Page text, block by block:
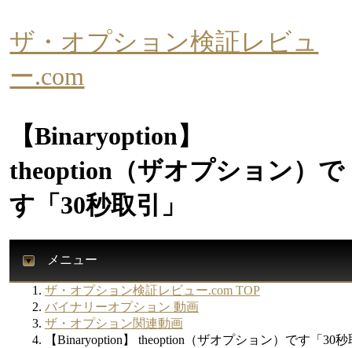
ザ・オプション検証レビュ
ー.com
【Binaryoption】
theoption（ザオプション）で
す「30秒取引」
メニュー
ザ・オプション検証レビュー.com TOP
バイナリーオプション 動画
ザ・オプション関連動画
【Binaryoption】 theoption（ザオプション）です「30秒